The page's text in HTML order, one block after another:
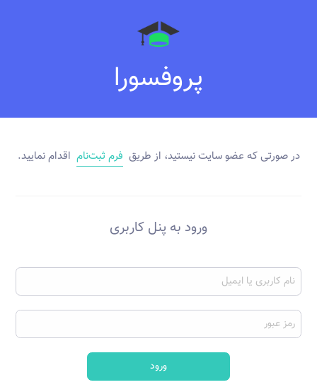
پروفسورا
در صورتی که عضو سایت نیستید، از طریق فرم ثبت‌نام اقدام نمایید.
ورود به پنل کاربری